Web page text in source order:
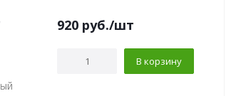
920 руб./шт
В корзину